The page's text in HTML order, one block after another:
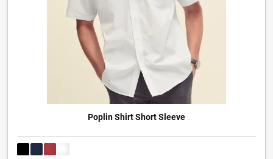
Poplin Shirt Short Sleeve